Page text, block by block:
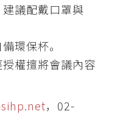
議配戴口罩與
環保杯。
權擅將會議內容
，02-